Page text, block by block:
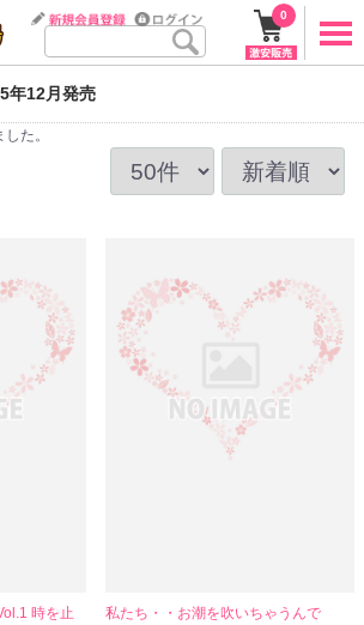
0
年12月発売
た。
時を止
私たち・・お潮を吹いちゃうんで